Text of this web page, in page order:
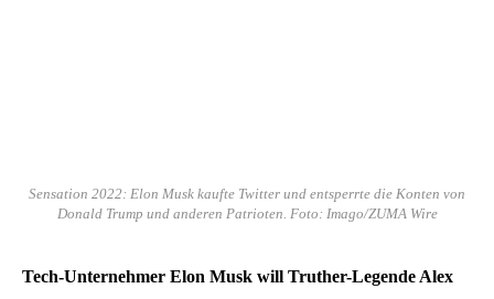
Sensation 2022: Elon Musk kaufte Twitter und entsperrte die Konten von
Donald Trump und anderen Patrioten. Foto: Imago/ZUMA Wire
Tech-Unternehmer Elon Musk will Truther-Legende Alex